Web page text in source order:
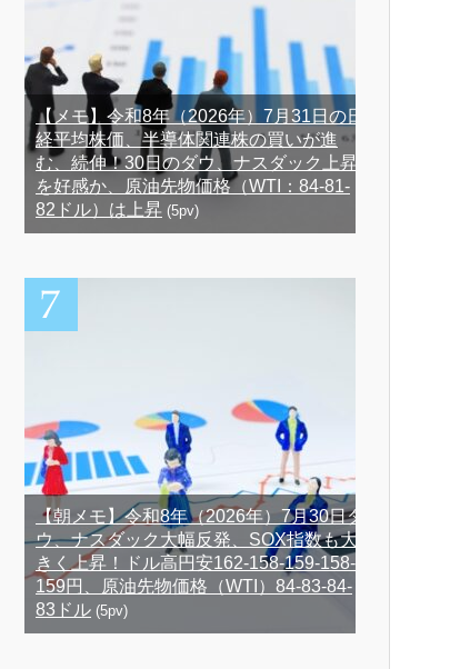
【メモ】令和8年（2026年）7月31日の日
経平均株価、半導体関連株の買いが進
む、続伸！30日のダウ、ナスダック上昇
を好感か、原油先物価格（WTI：84-81-
82ドル）は上昇 (5pv)
【朝メモ】令和8年（2026年）7月30日ダ
ウ、ナスダック大幅反発、SOX指数も大
きく上昇！ドル高円安162-158-159-158-
159円、原油先物価格（WTI）84-83-84-
83ドル (5pv)